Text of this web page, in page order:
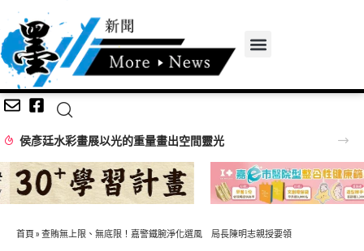
首頁 » 查賄無上限、無底限！嘉警鐵腕淨化選風 局長陳明志親授要領